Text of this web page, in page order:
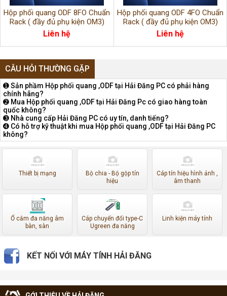
Hộp phối quang ODF 8FO Chuẩn
Rack ( đầy đủ phụ kiện OM3)
Liên hệ
Hộp phối quang ODF 4FO Chuẩn
Rack ( đầy đủ phụ kiện OM3)
Liên hệ
CÂU HỎI THƯỜNG GẶP
➊ Sản phầm Hộp phối quang ,ODF tại Hải Đăng PC có phải hàng
chính hãng?
➋ Mua Hộp phối quang ,ODF tại Hải Đăng Pc có giao hàng toàn
quốc không?
➌ Nhà cung cấp Hải Đăng PC có uy tín, danh tiếng?
➍ Có hỗ trợ kỹ thuật khi mua Hộp phối quang ,ODF tại Hải Đăng PC
không?
Thiết bị mạng
Bộ chia - Bộ gộp tín
hiệu
Cáp tín hiệu hình ảnh ,
âm thanh
Ổ cắm đa năng âm
bàn, sàn
Cáp chuyển đổi type-C
Ugreen đa năng
Linh kiện máy tính
KẾT NỐI VỚI MÁY TÍNH HẢI ĐĂNG